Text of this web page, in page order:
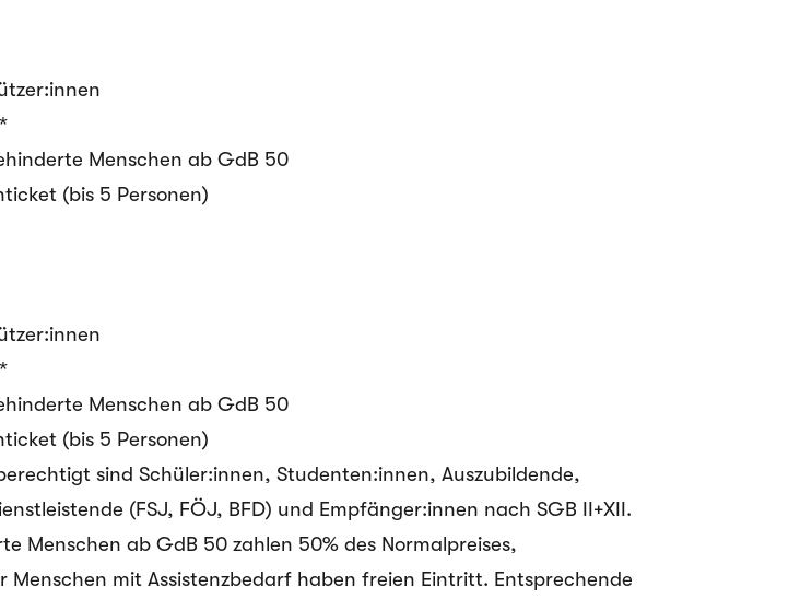
Menschen ab GdB 50
(bis 5 Personen)
Menschen ab GdB 50
(bis 5 Personen)
sind Schüler:innen, Studenten:innen, Auszubildende,
(FSJ, FÖJ, BFD) und Empfänger:innen nach SGB II+XII.
Menschen ab GdB 50 zahlen 50% des Normalpreises,
Menschen mit Assistenzbedarf haben freien Eintritt. Entsprechende